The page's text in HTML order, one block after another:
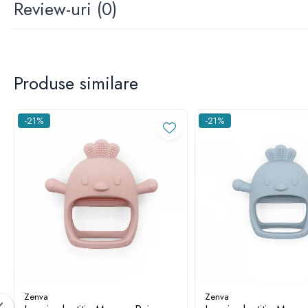
Accesorii Auto
Review-uri (0)
Produse similare
-21%
Zenva
-21%
Zenva